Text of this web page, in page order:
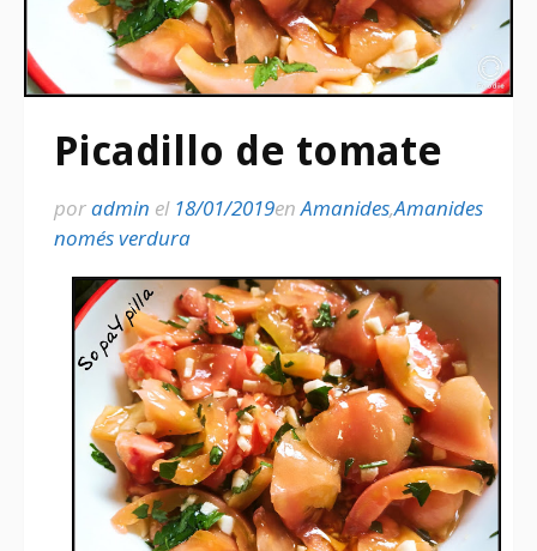
Picadillo de tomate
poradmin el 18/01/2019enAmanides,Amanides
només verdura